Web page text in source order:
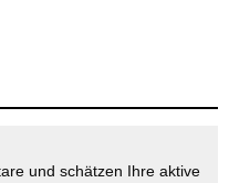
und schätzen Ihre aktive